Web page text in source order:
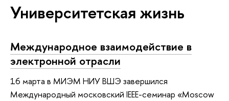
Университетская жизнь
Международное взаимодействие в
электронной отрасли
16 марта в МИЭМ НИУ ВШЭ завершился
Международный московский IEEE-семинар «Moscow